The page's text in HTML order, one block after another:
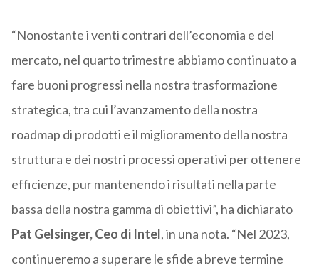
“Nonostante i venti contrari dell’economia e del
mercato, nel quarto trimestre abbiamo continuato a
fare buoni progressi nella nostra trasformazione
strategica, tra cui l’avanzamento della nostra
roadmap di prodotti e il miglioramento della nostra
struttura e dei nostri processi operativi per ottenere
efficienze, pur mantenendo i risultati nella parte
bassa della nostra gamma di obiettivi”, ha dichiarato
Pat Gelsinger, Ceo di Intel, in una nota. “Nel 2023,
continueremo a superare le sfide a breve termine